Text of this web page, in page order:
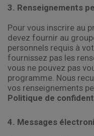
3. Renseignements
Pour vous inscrire au
devez fournir au
personnels requis à
fournissez pas les
vous ne pouvez pas
programme. Nous
vos renseignements
Politique de
4. Messages